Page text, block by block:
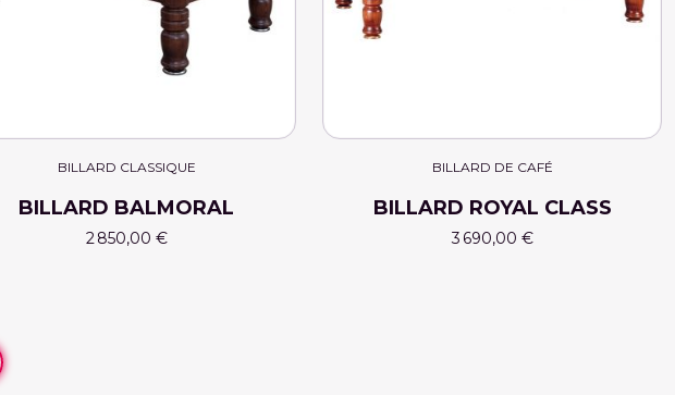
BILLARD CLASSIQUE
BILLARD BALMORAL
2 850,00 €
BILLARD DE CAFÉ
BILLARD ROYAL CLASS
3 690,00 €